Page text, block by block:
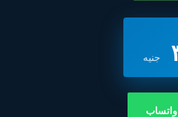
جنيه
واتساب